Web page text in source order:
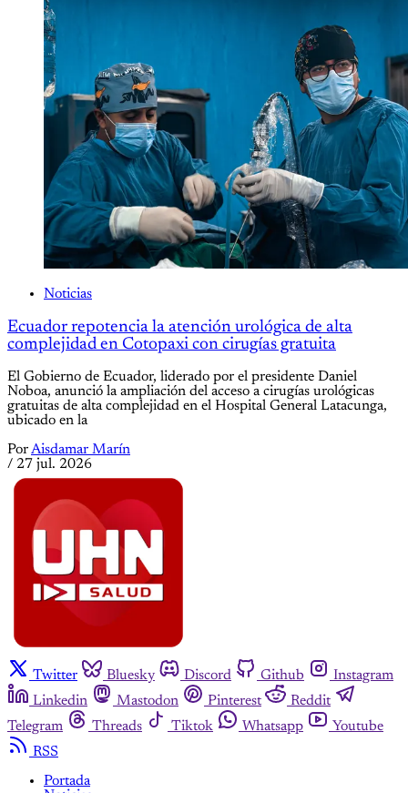
Noticias
Ecuador repotencia la atención urológica de alta
complejidad en Cotopaxi con cirugías gratuita
El Gobierno de Ecuador, liderado por el presidente Daniel
Noboa, anunció la ampliación del acceso a cirugías urológicas
gratuitas de alta complejidad en el Hospital General Latacunga,
ubicado en la
PorAisdamar Marín
/ 27 jul. 2026
Twitter Bluesky Discord Github
Instagram
Linkedin
Mastodon Pinterest
Reddit
Telegram
Threads Tiktok Whatsapp
Youtube
RSS
Portada